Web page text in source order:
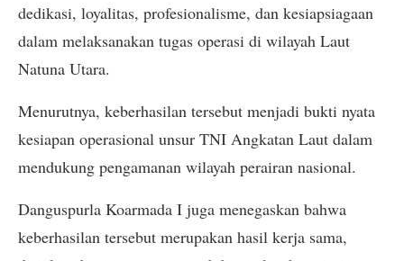
dedikasi, loyalitas, profesionalisme, dan kesiapsiagaan
dalam melaksanakan tugas operasi di wilayah Laut
Natuna Utara.
Menurutnya, keberhasilan tersebut menjadi bukti nyata
kesiapan operasional unsur TNI Angkatan Laut dalam
mendukung pengamanan wilayah perairan nasional.
Danguspurla Koarmada I juga menegaskan bahwa
keberhasilan tersebut merupakan hasil kerja sama,